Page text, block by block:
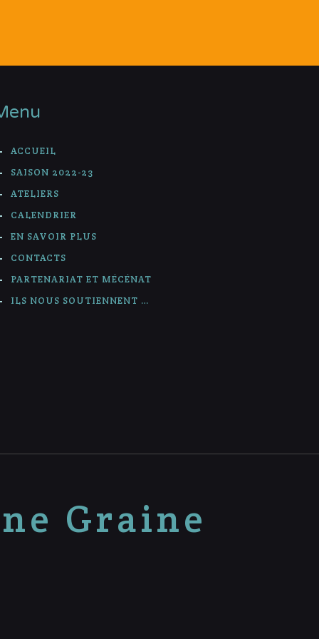
ACCUEIL
SAISON 2022-23
ATELIERS
CALENDRIER
EN SAVOIR PLUS
CONTACTS
PARTENARIAT ET MÉCÉNAT
ILS NOUS SOUTIENNENT …
Graine